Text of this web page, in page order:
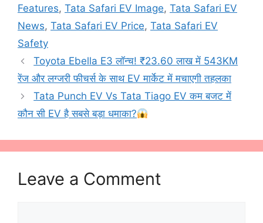
Features, Tata Safari EV Image, Tata Safari EV
News, Tata Safari EV Price, Tata Safari EV
Safety
Toyota Ebella E3 लॉन्च! ₹23.60 लाख में 543KM
रेंज और लग्जरी फीचर्स के साथ EV मार्केट में मचाएगी तहलका
Tata Punch EV Vs Tata Tiago EV कम बजट में
कौन सी EV है सबसे बड़ा धमाका?
Leave a Comment